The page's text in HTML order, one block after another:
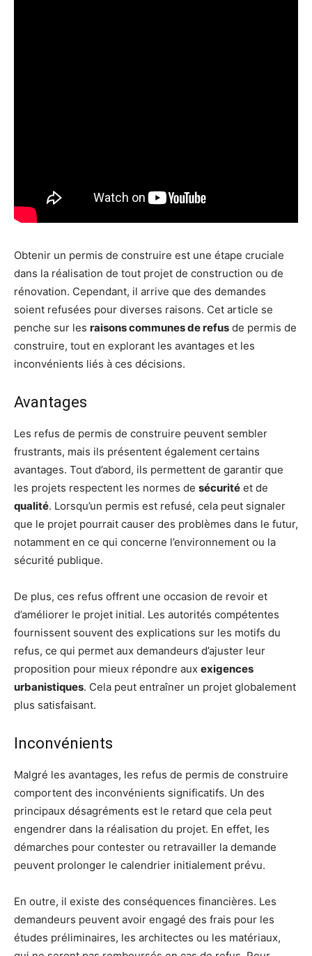
Obtenir un permis de construire est une étape cruciale
dans la réalisation de tout projet de construction ou de
rénovation. Cependant, il arrive que des demandes
soient refusées pour diverses raisons. Cet article se
penche sur les raisons communes de refus de permis de
construire, tout en explorant les avantages et les
inconvénients liés à ces décisions.
Avantages
Les refus de permis de construire peuvent sembler
frustrants, mais ils présentent également certains
avantages. Tout d’abord, ils permettent de garantir que
les projets respectent les normes de sécurité et de
qualité. Lorsqu’un permis est refusé, cela peut signaler
que le projet pourrait causer des problèmes dans le futur,
notamment en ce qui concerne l’environnement ou la
sécurité publique.
De plus, ces refus offrent une occasion de revoir et
d’améliorer le projet initial. Les autorités compétentes
fournissent souvent des explications sur les motifs du
refus, ce qui permet aux demandeurs d’ajuster leur
proposition pour mieux répondre aux exigences
urbanistiques. Cela peut entraîner un projet globalement
plus satisfaisant.
Inconvénients
Malgré les avantages, les refus de permis de construire
comportent des inconvénients significatifs. Un des
principaux désagréments est le retard que cela peut
engendrer dans la réalisation du projet. En effet, les
démarches pour contester ou retravailler la demande
peuvent prolonger le calendrier initialement prévu.
En outre, il existe des conséquences financières. Les
demandeurs peuvent avoir engagé des frais pour les
études préliminaires, les architectes ou les matériaux,